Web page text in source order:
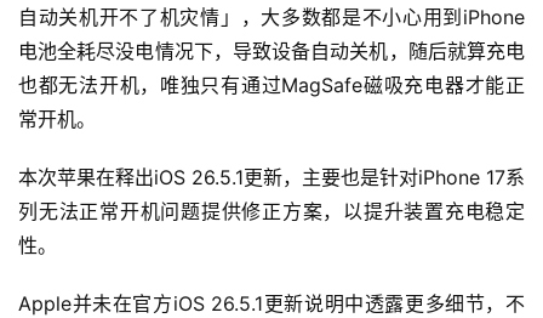
自动关机开不了机灾情」，大多数都是不小心用到iPhone
电池全耗尽没电情况下，导致设备自动关机，随后就算充电
也都无法开机，唯独只有通过MagSafe磁吸充电器才能正
常开机。
本次苹果在释出iOS 26.5.1更新，主要也是针对iPhone 17系
列无法正常开机问题提供修正方案，以提升装置充电稳定
性。
Apple并未在官方iOS 26.5.1更新说明中透露更多细节，不